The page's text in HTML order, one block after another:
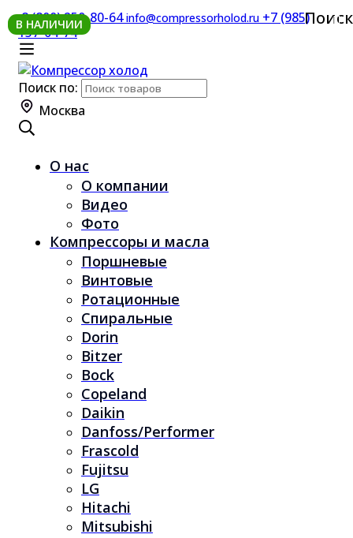
8 (800) 250-80-64info@compressorholod.ru +7 (985)
157-04-74
Поиск по:
Поиск
Москва
О нас
О компании
Видео
Фото
Компрессоры и масла
Поршневые
Винтовые
Ротационные
Спиральные
Dorin
Bitzer
Bock
Copeland
Daikin
Danfoss/Performer
Frascold
Fujitsu
LG
Hitachi
Mitsubishi
В НАЛИЧИИ